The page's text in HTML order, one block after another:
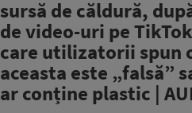
sursă de căldură,
de video-uri pe
care utilizatorii spun
aceasta este „falsă”
ar conține plastic |